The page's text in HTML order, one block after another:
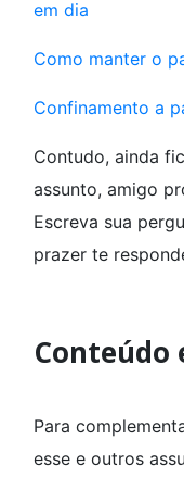
em dia
Como manter o
Confinamento a
Contudo, ainda
assunto, amigo
Escreva sua
prazer te
Conteúdo
Para
esse e outros